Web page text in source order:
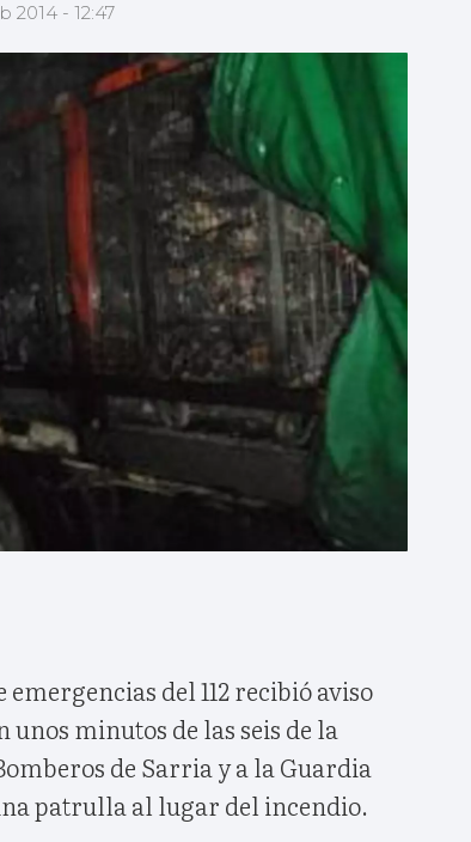
2014 - 12:47
del 112 recibió aviso
minutos de las seis de la
de Sarria y a la Guardia
patrulla al lugar del incendio.